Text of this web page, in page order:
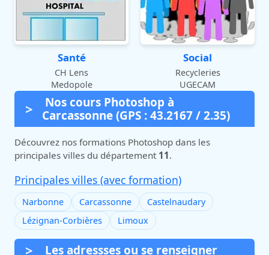
Santé
CH Lens
Medopole
Social
Recycleries
UGECAM
Nos cours Photoshop à
Carcassonne (GPS : 43.2167 / 2.35)
Découvrez nos formations Photoshop dans les
principales villes du département 11.
Principales villes (avec formation)
Narbonne Carcassonne
Castelnaudary
Lézignan-Corbières
Limoux
Les adressses ou se renseigner